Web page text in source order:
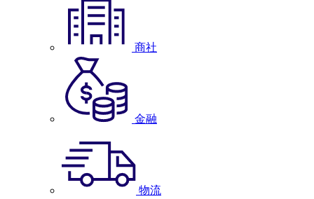
商社
金融
物流